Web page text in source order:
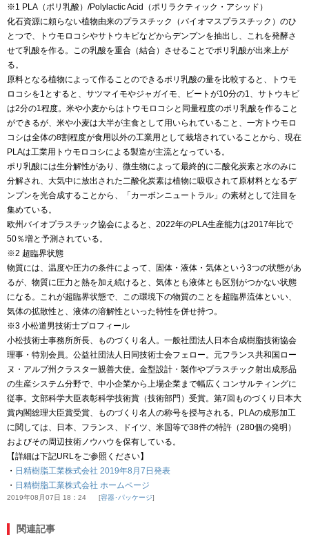
※1 PLA（ポリ乳酸）/Polylactic Acid（ポリラクティック・アシッド）
化石資源に頼らない植物由来のプラスチック（バイオマスプラスチック）のひ
とつで、トウモロコシやサトウキビなどからデンプンを抽出し、これを発酵さ
せて乳酸を作る。この乳酸を重合（結合）させることでポリ乳酸が出来上が
る。
原料となる植物によって作ることのできるポリ乳酸の量を比較すると、トウモ
ロコシを1とすると、サツマイモやジャガイモ、ビートが10分の1、サトウキビ
は2分の1程度。米や小麦からはトウモロコシと同量程度のポリ乳酸を作ること
ができるが、米や小麦は大半が主食として用いられていること、一方トウモロ
コシは全体の8割程度が食用以外の工業用として栽培されていることから、現在
PLAは工業用トウモロコシによる製造が主流となっている。
ポリ乳酸には生分解性があり、微生物によって最終的に二酸化炭素と水のみに
分解され、大気中に放出された二酸化炭素は植物に吸収されて原材料となるデ
ンプンを光合成することから、「カーボンニュートラル」の素材として注目を
集めている。
欧州バイオプラスチック協会によると、2022年のPLA生産能力は2017年比で
50％増と予測されている。
※2 超臨界状態
物質には、温度や圧力の条件によって、固体・液体・気体という3つの状態があ
るが、物質に圧力と熱を加え続けると、気体とも液体とも区別がつかない状態
になる。これが超臨界状態で、この環境下の物質のことを超臨界流体といい、
気体の拡散性と、液体の溶解性といった特性を併せ持つ。
※3 小松道男技術士プロフィール
小松技術士事務所所長、ものづくり名人。一般社団法人日本合成樹脂技術協会
理事・特別会員。公益社団法人日同技術士会フェロー。元フランス共和国ロー
ヌ・アルプ州クラスター親善大使。金型設計・製作やプラスチック射出成形品
の生産システム分野で、中小企業から上場企業まで幅広くコンサルティングに
従事。文部科学大臣表彰科学技術賞（技術部門）受賞。第7回ものづくり日本大
賞内閣総理大臣賞受賞、ものづくり名人の称号を授与される。PLAの成形加工
に関しては、日本、フランス、ドイツ、米国等で38件の特許（280個の発明）
およびその周辺技術ノウハウを保有している。
【詳細は下記URLをご参照ください】
・ 日精樹脂工業株式会社 2019年8月7日発表
・ 日精樹脂工業株式会社 ホームページ
2019年08月07日 18：24 容器･パッケージ
関連記事